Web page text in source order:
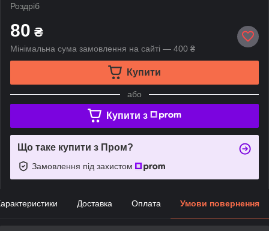
Роздріб
80 ₴
Мінімальна сума замовлення на сайті — 400 ₴
Купити
або
Купити з
Що таке купити з Пром?
Замовлення під захистом
Доставка Оплата Умови повернення